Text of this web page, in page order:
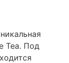
Tea. Под